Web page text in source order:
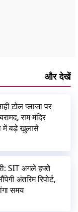
और देखें
टोल प्लाजा पर
राम मंदिर
में बड़े खुलासे
SIT अगले हफ्ते
अंतरिम रिपोर्ट,
समय